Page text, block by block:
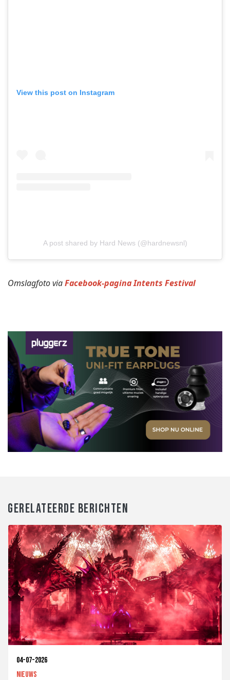
View this post on Instagram
A post shared by Hard News (@hardnewsnl)
Omslagfoto viaFacebook-pagina Intents Festival
GERELATEERDE BERICHTEN
04-07-2026
Nieuws